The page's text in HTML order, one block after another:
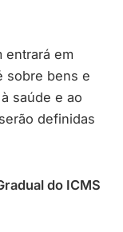
entrará em
sobre bens e
saúde e ao
definidas
do ICMS